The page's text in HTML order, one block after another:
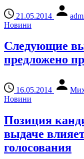
21.05.2014
Новини
Следующие
предложено
16.05.2014
Новини
Позиция
выдаче
голосования